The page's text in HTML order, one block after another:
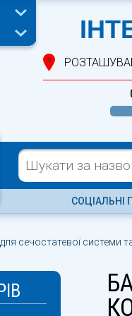
СОЦІАЛЬНІ
сечостатевої системи